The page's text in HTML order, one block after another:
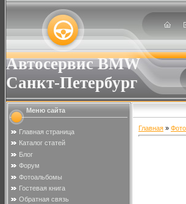
Автосервис BMW
Санкт-Петербург
Меню сайта
Главная страница
Каталог статей
Блог
Форум
Фотоальбомы
Гостевая книга
Обратная связь
Главная »